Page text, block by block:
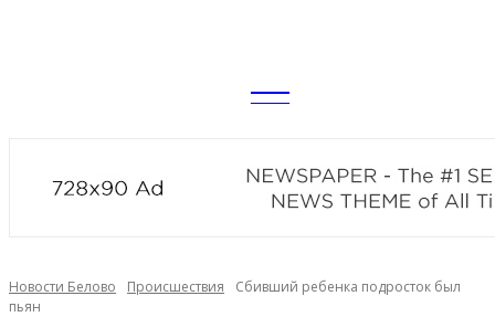
news
Новости Белово Происшествия
Сбивший ребенка подросток был
пьян